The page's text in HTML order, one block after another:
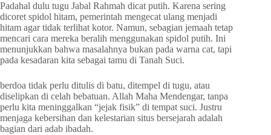
Padahal dulu tugu Jabal Rahmah dicat putih. Karena sering
dicoret spidol hitam, pemerintah mengecat ulang menjadi
hitam agar tidak terlihat kotor. Namun, sebagian jemaah tetap
mencari cara mereka beralih menggunakan spidol putih. Ini
menunjukkan bahwa masalahnya bukan pada warna cat, tapi
pada kesadaran kita sebagai tamu di Tanah Suci.
berdoa tidak perlu ditulis di batu, ditempel di tugu, atau
diselipkan di celah bebatuan. Allah Maha Mendengar, tanpa
perlu kita meninggalkan “jejak fisik” di tempat suci. Justru
menjaga kebersihan dan kelestarian situs bersejarah adalah
bagian dari adab ibadah.